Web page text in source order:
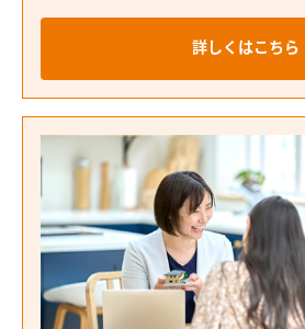
詳しくはこちら